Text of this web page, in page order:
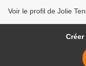
Voir le profil de Jolie